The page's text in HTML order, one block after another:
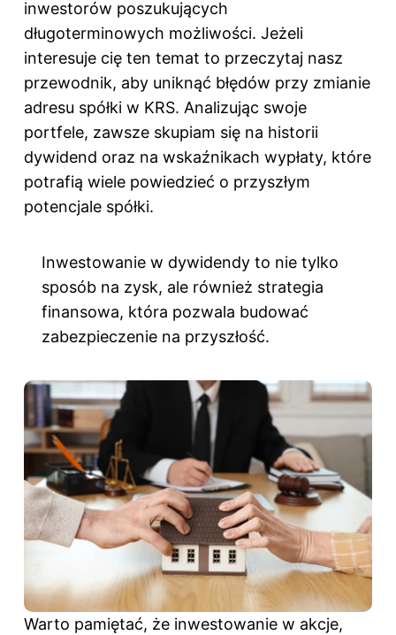
inwestorów poszukujących
długoterminowych możliwości. Jeżeli
interesuje cię ten temat to przeczytaj nasz
przewodnik, aby uniknąć błędów przy zmianie
adresu spółki w KRS. Analizując swoje
portfele, zawsze skupiam się na historii
dywidend oraz na wskaźnikach wypłaty, które
potrafią wiele powiedzieć o przyszłym
potencjale spółki.
Inwestowanie w dywidendy to nie tylko
sposób na zysk, ale również strategia
finansowa, która pozwala budować
zabezpieczenie na przyszłość.
Warto pamiętać, że inwestowanie w akcje,